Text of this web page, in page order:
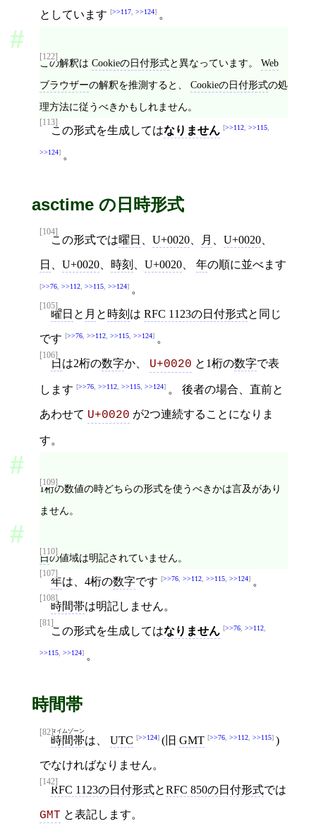
としています >>117, >>124 。
[122]
この解釈は Cookieの日付形式と異なっています。 Web
ブラウザーの解釈を推測すると、 Cookieの日付形式の処
理方法に従うべきかもしれません。
[113]
この形式を生成してはなりません >>112, >>115,
>>124 。
asctime の日時形式
[104]
この形式では曜日 U+0020 月 U+0020
日 U+0020 時刻 U+0020 年の順に並べます
>>76 >>112 >>115 >>124 。
[105]
曜日 と 月 と 時刻 は RFC 1123の日付形式と同じ
です >>76 >>112 >>115 >>124 。
[106]
日 は2桁の数字か、 U+0020 と1桁の数字で表
します >>76 >>112 >>115 >>124 。 後者の場合、直前と
あわせて U+0020 が2つ連続することになりま
す。
[109]
1桁の数値の時どちらの形式を使うべきかは言及があり
ません。
[110]
日の値域は明記されていません。
[107]
年は、4桁の数字です >>76 >>112 >>115 >>124 。
[108]
時間帯は明記しません。
[81]
この形式を生成してはなりません >>76 >>112
>>115 >>124 。
時間帯
[82]
時間帯
タイムゾーン
は、 UTC >>124 (旧 GMT >>76 >>112 >>115 )
でなければなりません。
[142]
RFC 1123の日付形式とRFC 850の日付形式では
GMT と表記します。